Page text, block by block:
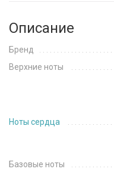
Описание
Бренд
Верхние ноты
Ноты сердца
Базовые ноты